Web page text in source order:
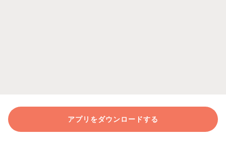
アプリをダウンロードする